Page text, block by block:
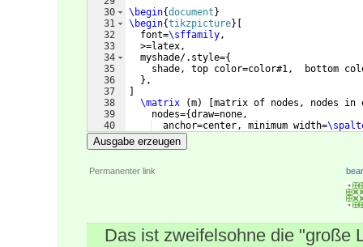
30
31
32
33
34
35
36
37
38
39
40
41
\begin{document }
\begin{tikzpicture}
  font=
\sffamily,
  >=latex,
  myshade/.style=
{
shade, top color=color#1,  bottom
} ,
\matrix
(m)
matrix of nodes, nodes in
    nodes=
{draw=none,
  anchor=center, minimum width=
},
Ausgabe erzeugen
Permanenter link
Das ist zweifelsohne die "große